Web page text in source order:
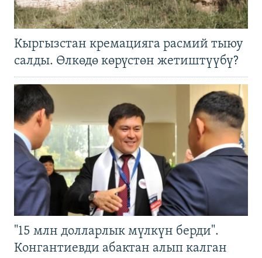
Кыргызстан кремацияга расмий тыюу
салды. Өлкөдө көрүстөн жетиштүүбү?
"15 млн долларлык мүлкүн берди".
Конгантиевди абактан алып калган